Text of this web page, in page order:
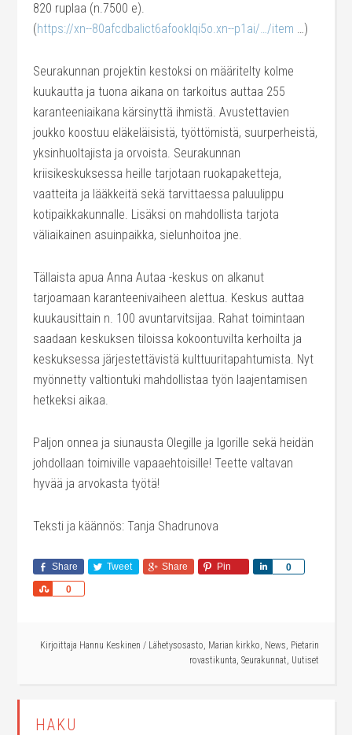
820 ruplaa (n.7500 e).
(https://xn--80afcdbalict6afooklqi5o.xn--p1ai/…/item …)
Seurakunnan projektin kestoksi on määritelty kolme
kuukautta ja tuona aikana on tarkoitus auttaa 255
karanteeniaikana kärsinyttä ihmistä. Avustettavien
joukko koostuu eläkeläisistä, työttömistä, suurperheistä,
yksinhuoltajista ja orvoista. Seurakunnan
kriisikeskuksessa heille tarjotaan ruokapaketteja,
vaatteita ja lääkkeitä sekä tarvittaessa paluulippu
kotipaikkakunnalle. Lisäksi on mahdollista tarjota
väliaikainen asuinpaikka, sielunhoitoa jne.
Tällaista apua Anna Autaa -keskus on alkanut
tarjoamaan karanteenivaiheen alettua. Keskus auttaa
kuukausittain n. 100 avuntarvitsijaa. Rahat toimintaan
saadaan keskuksen tiloissa kokoontuvilta kerhoilta ja
keskuksessa järjestettävistä kulttuuritapahtumista. Nyt
myönnetty valtiontuki mahdollistaa työn laajentamisen
hetkeksi aikaa.
Paljon onnea ja siunausta Olegille ja Igorille sekä heidän
johdollaan toimiville vapaaehtoisille! Teette valtavan
hyvää ja arvokasta työtä!
Teksti ja käännös: Tanja Shadrunova
Share Tweet Share Pin 0
Share
0
Share
Kirjoittaja Hannu Keskinen / Lähetysosasto, Marian kirkko, News, Pietarin
rovastikunta, Seurakunnat, Uutiset
HAKU